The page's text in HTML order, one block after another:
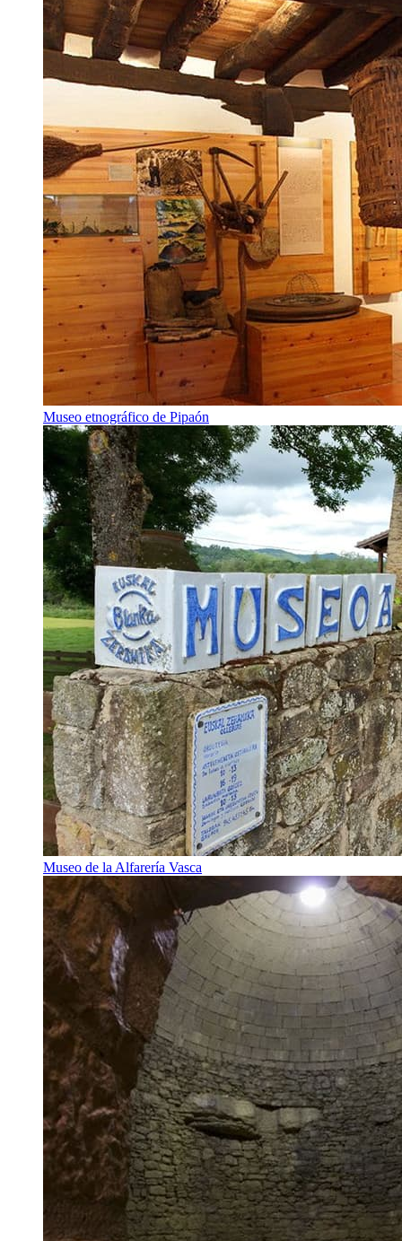
Museo etnográfico de Pipaón
Museo de la Alfarería Vasca